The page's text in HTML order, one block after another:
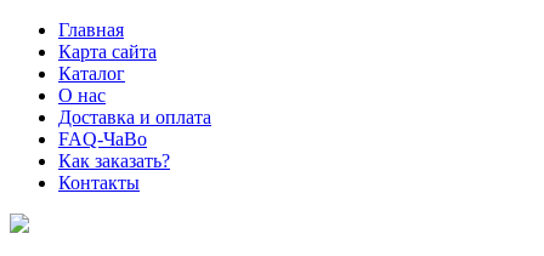
Главная
Карта сайта
Каталог
О нас
Доставка и оплата
FAQ-ЧаВо
Как заказать?
Контакты